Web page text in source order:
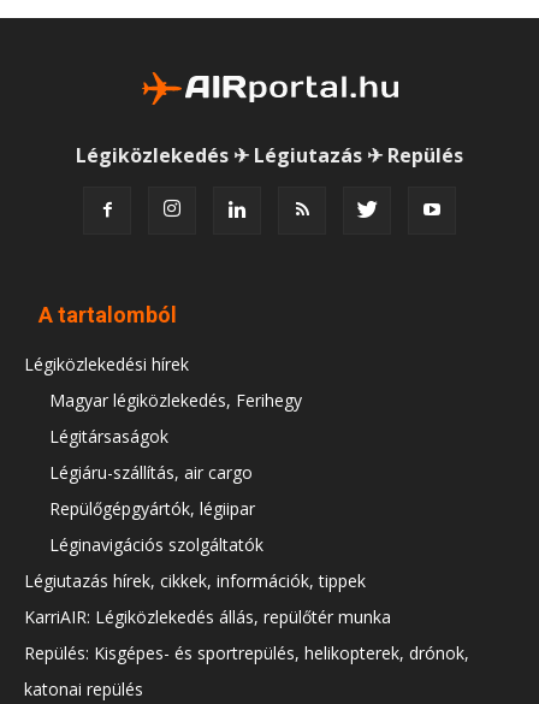
Légiközlekedés ✈ Légiutazás ✈ Repülés
A tartalomból
Légiközlekedési hírek
Magyar légiközlekedés, Ferihegy
Légitársaságok
Légiáru-szállítás, air cargo
Repülőgépgyártók, légiipar
Léginavigációs szolgáltatók
Légiutazás hírek, cikkek, információk, tippek
KarriAIR: Légiközlekedés állás, repülőtér munka
Repülés: Kisgépes- és sportrepülés, helikopterek, drónok,
katonai repülés